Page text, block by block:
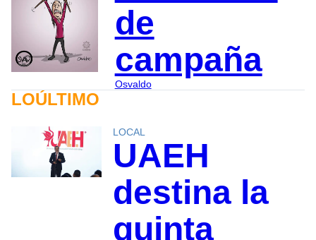
de
campaña
Osvaldo
LOÚLTIMO
LOCAL
UAEH
destina la
quinta